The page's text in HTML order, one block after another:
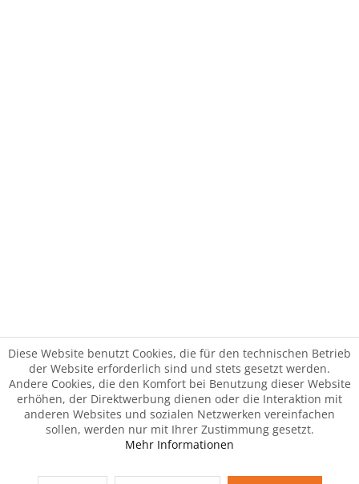
Diese Website benutzt Cookies, die für den technischen Betrieb
der Website erforderlich sind und stets gesetzt werden.
Andere Cookies, die den Komfort bei Benutzung dieser Website
erhöhen, der Direktwerbung dienen oder die Interaktion mit
anderen Websites und sozialen Netzwerken vereinfachen
sollen, werden nur mit Ihrer Zustimmung gesetzt.
Mehr Informationen